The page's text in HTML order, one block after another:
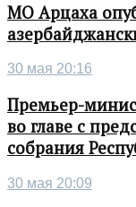
МО Арцаха
30 мая 20:16
Премьер-
во главе с
собрания
30 мая 20:09